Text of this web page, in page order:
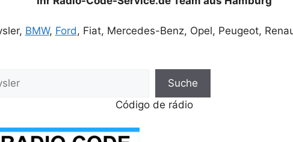
BMW, Ford, Fiat, Mercedes-Benz, Opel, Peugeot,
Suche
Código de rádio